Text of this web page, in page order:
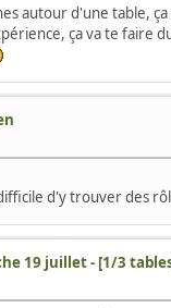
autour d'une table,
ça va te faire
d'y trouver des
19 juillet - [1/3